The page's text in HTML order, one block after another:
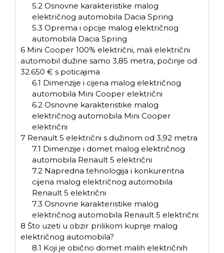
5.2 Osnovne karakteristike malog
električnog automobila Dacia Spring
5.3 Oprema i opcije malog električnog
automobila Dacia Spring
6 Mini Cooper 100% električni, mali električni
automobil dužine samo 3,85 metra, počinje od
32.650 € s poticajima
6.1 Dimenzije i cijena malog električnog
automobila Mini Cooper električni
6.2 Osnovne karakteristike malog
električnog automobila Mini Cooper
električni
7 Renault 5 električni s dužinom od 3,92 metra
7.1 Dimenzije i domet malog električnog
automobila Renault 5 električni
7.2 Napredna tehnologija i konkurentna
cijena malog električnog automobila
Renault 5 električni
7.3 Osnovne karakteristike malog
električnog automobila Renault 5 električni:
8 Što uzeti u obzir prilikom kupnje malog
električnog automobila?
8.1 Koji je obično domet malih električnih